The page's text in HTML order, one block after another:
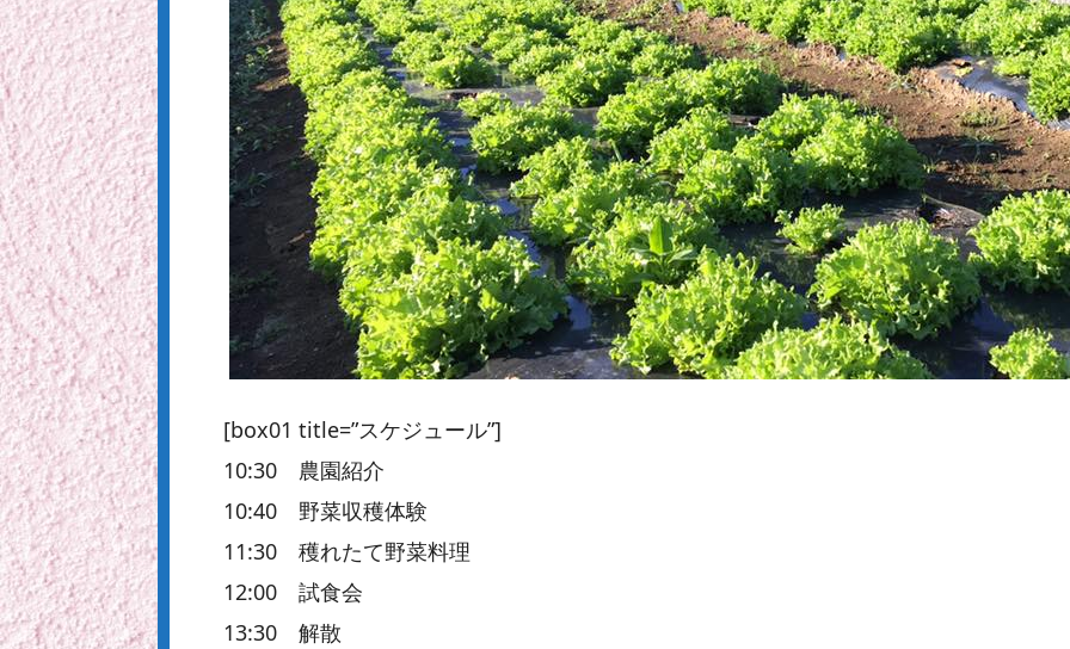
[box01 title=”スケジュール”]
10:30 農園紹介
10:40 野菜収穫体験
11:30 穫れたて野菜料理
12:00 試食会
13:30 解散